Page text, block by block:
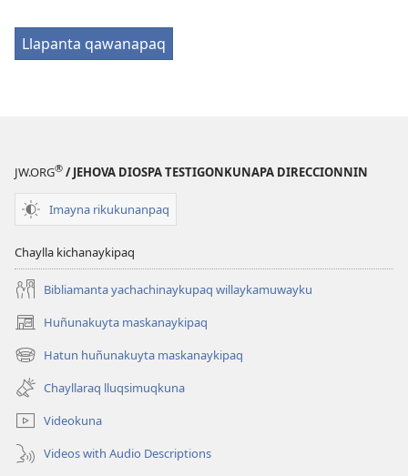
Llapanta qawanapaq
JW.ORG® / JEHOVA DIOSPA TESTIGONKUNAPA DIRECCIONNIN
Imayna rikukunanpaq
Chaylla kichanaykipaq
Bibliamanta yachachinaykupaq willaykamuwayku
Huñunakuyta maskanaykipaq
(abre
una
nueva
ventana)
Hatun huñunakuyta maskanaykipaq
(abre
una
nueva
ventana)
Chayllaraq lluqsimuqkuna
Videokuna
Videos with Audio Descriptions